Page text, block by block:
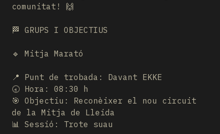
comunitat! 🙌
🏁 GRUPS I OBJECTIUS
🔹 Mitja Marató
📍 Punt de trobada: Davant EKKE
🕣 Hora: 08:30 h
🎯 Objectiu: Reconèixer el nou circuit
de la Mitja de Lleida
📊 Sessió: Trote suau